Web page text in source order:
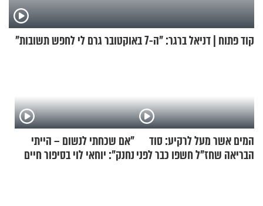
קוד פתוח | דניאל ברגר: "ה-7 באוקטובר גרם לי לחפש תשובות"
המים אשר מעל לרקיע: סוד
הבריאה שחז"ל חשפו כבר לפני
"אם שכחתי לנשום – הייתי
נחנק": יוחאי לוי בסיפור חיים